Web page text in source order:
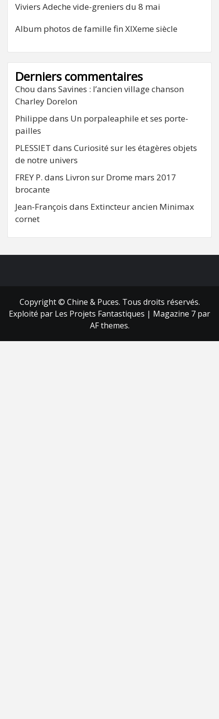
Viviers Adeche vide-greniers du 8 mai
Album photos de famille fin XIXeme siècle
Derniers commentaires
Chou dans Savines : l’ancien village chanson
Charley Dorelon
Philippe dans Un porpaleaphile et ses porte-
pailles
PLESSIET dans Curiosité sur les étagères objets
de notre univers
FREY P. dans Livron sur Drome mars 2017
brocante
Jean-François dans Extincteur ancien Minimax
cornet
Copyright © Chine & Puces. Tous droits réservés.
Exploité par Les Projets Fantastiques | Magazine 7 par
AF themes.